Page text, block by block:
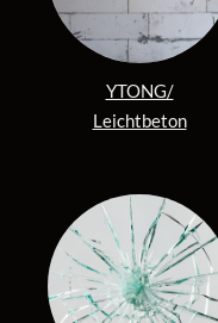
YTONG/
Leichtbeton